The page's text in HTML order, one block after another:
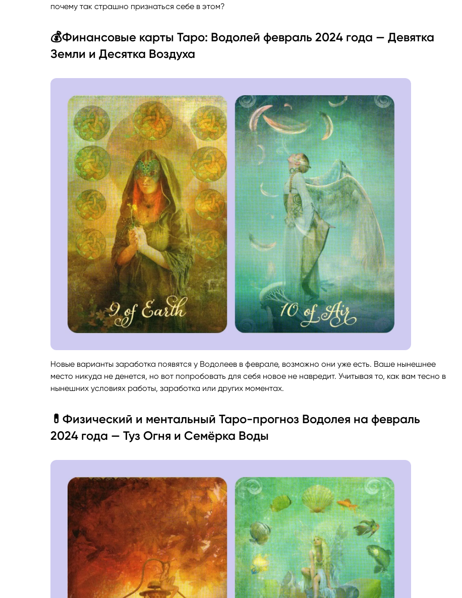
почему так страшно признаться себе в этом?
💰Финансовые карты Таро: Водолей февраль 2024 года — Девятка
Земли и Десятка Воздуха
Новые варианты заработка появятся у Водолеев в феврале, возможно они уже есть. Ваше нынешнее
место никуда не денется, но вот попробовать для себя новое не навредит. Учитывая то, как вам тесно в
нынешних условиях работы, заработка или других моментах.
💊Физический и ментальный Таро-прогноз Водолея на февраль
2024 года — Туз Огня и Семёрка Воды